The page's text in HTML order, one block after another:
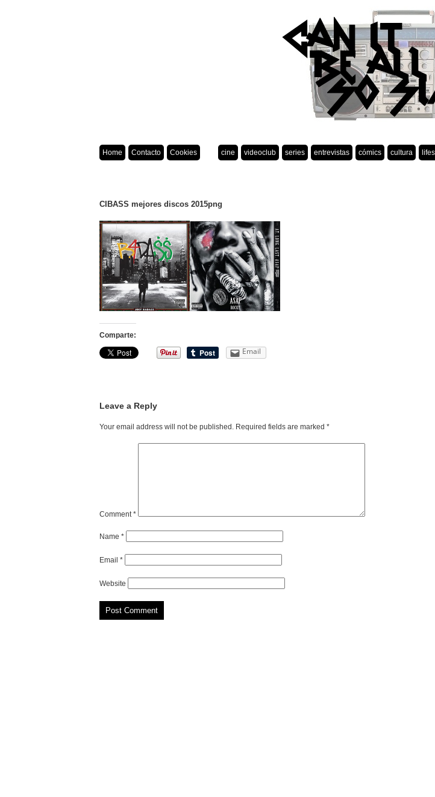
Home Contacto Cookies cine videoclub series entrevistas cómics cultura
CIBASS mejores discos 2015png
Comparte:
Email
Leave a Reply
Your email address will not be published. Required fields are marked *
Comment*
Name *
Email *
Website